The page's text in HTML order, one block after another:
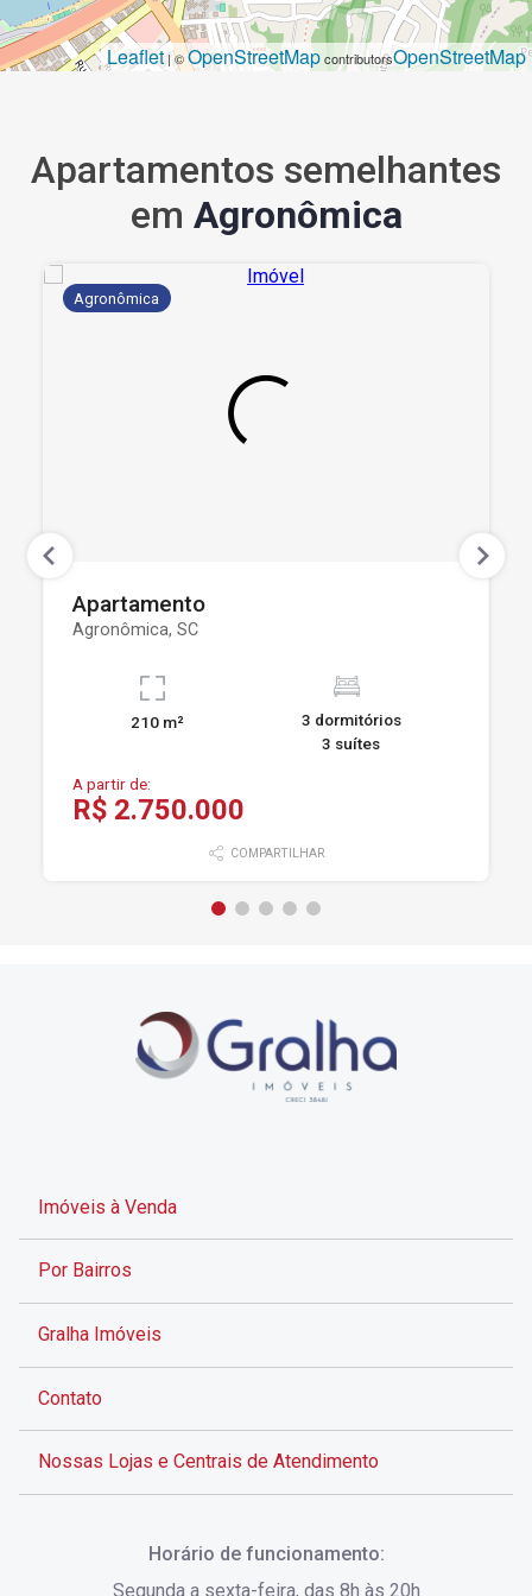
Leaflet| ©OpenStreetMapcontributorsOpenStreetMap
Apartamentos semelhantes
em Agronômica
Agronômica
Apartamento
Agronômica, SC
210 m²
3 dormitórios
3 suítes
A partir de:
R$ 2.750.000
COMPARTILHAR
Imóveis à Venda
Por Bairros
Gralha Imóveis
Contato
Nossas Lojas e Centrais de Atendimento
Horário de funcionamento:
Segunda a sexta-feira, das 8h às 20h